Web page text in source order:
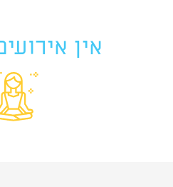
אין